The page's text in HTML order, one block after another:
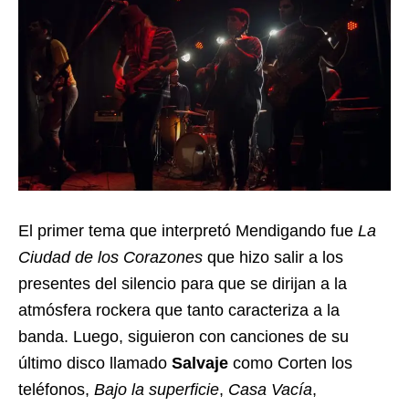
El primer tema que interpretó Mendigando fue La
Ciudad de los Corazones que hizo salir a los
presentes del silencio para que se dirijan a la
atmósfera rockera que tanto caracteriza a la
banda. Luego, siguieron con canciones de su
último disco llamado Salvaje como Corten los
teléfonos, Bajo la superficie, Casa Vacía,